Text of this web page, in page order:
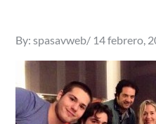
By:spasavweb Posted
on
14 febrero,